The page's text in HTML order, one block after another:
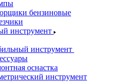
бензиновые
инструмент
инструмент
оснастка
инструмент